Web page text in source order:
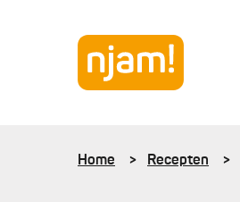
Home Recepten